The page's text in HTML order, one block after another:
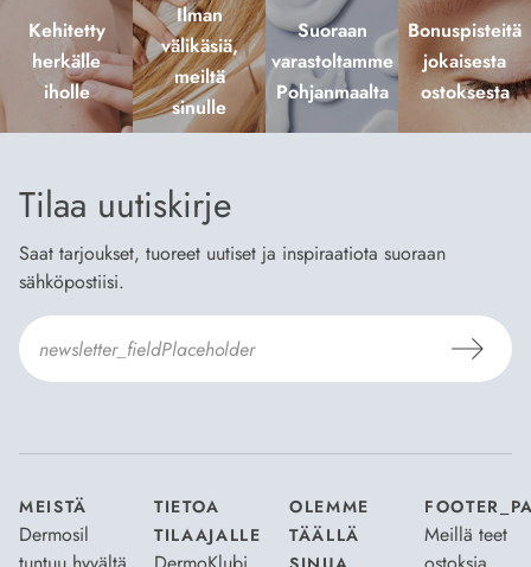
Kehitetty
herkälle
iholle
Ilman
välikäsiä,
meiltä
sinulle
Suoraan
varastoltamme
Pohjanmaalta
Bonuspisteitä
jokaisesta
ostoksesta
Tilaa uutiskirje
Saat tarjoukset, tuoreet uutiset ja inspiraatiota suoraan
sähköpostiisi.
MEISTÄ
Dermosil
TIETOA
TILAAJALLE
OLEMME
TÄÄLLÄ
Meillä teet